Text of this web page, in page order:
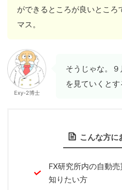
ができるところが良いところ
マス。
Exy-2博士
そうじゃな。
を見ていくとす
こんな方に
FX研究所内の自動
知りたい方